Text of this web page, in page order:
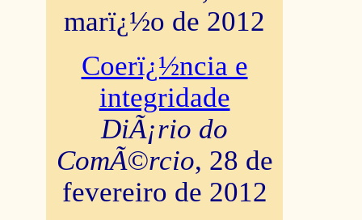
marï¿½o de 2012
Coerï¿½ncia e
integridade
DiÃ¡rio do
ComÃ©rcio, 28 de
fevereiro de 2012